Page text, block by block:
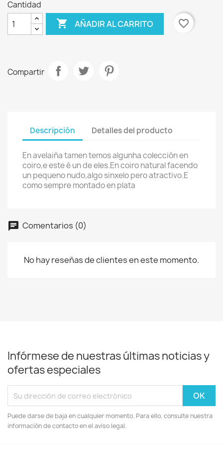
Cantidad
 AÑADIR AL CARRITO favorite_border
Compartir
Descripción Detalles del producto
En avelaiña tamen temos algunha colección en
coiro,e este é un de eles.En coiro natural facendo
un pequeno nudo,algo sinxelo pero atractivo.E
como sempre montado en plata
Comentarios (0)
No hay reseñas de clientes en este momento.
Infórmese de nuestras últimas noticias y
ofertas especiales
Puede darse de baja en cualquier momento. Para ello, consulte nuestra
información de contacto en el aviso legal.